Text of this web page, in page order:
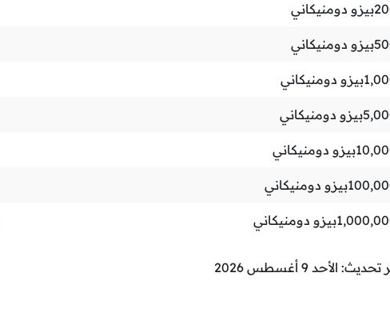
بيزو دومنيكاني
بيزو دومنيكاني
بيزو دومنيكاني
بيزو دومنيكاني
بيزو دومنيكاني
بيزو دومنيكاني
بيزو دومنيكاني
الأحد 9 أغسطس 2026